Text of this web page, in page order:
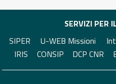
SERVIZI PER
SIPER
U-WEB Missioni
IRIS
CONSIP DCP CNR